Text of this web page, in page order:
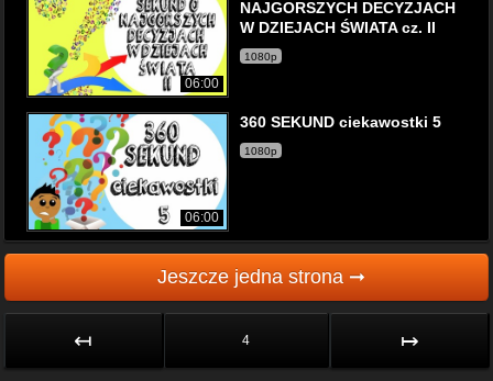
06:00
NAJGORSZYCH DECYZJACH
W DZIEJACH ŚWIATA cz. II
1080p
06:00
360 SEKUND ciekawostki 5
1080p
Jeszcze jedna strona ➞
↤ 4 ↦